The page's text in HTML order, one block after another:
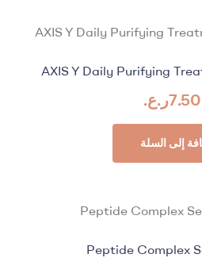
AXIS Y Daily Purifying
ر.ع.
إلى السلة
Peptide Complex